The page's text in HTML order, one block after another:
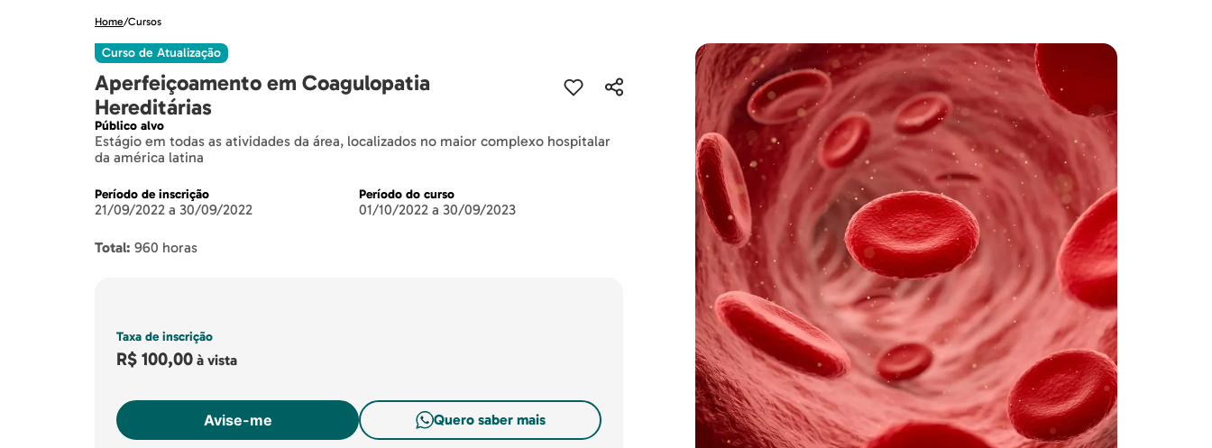
Home/Cursos
Curso de Atualização
Aperfeiçoamento em Coagulopatia
Hereditárias
Público alvo
Estágio em todas as atividades da área, localizados no maior complexo hospitalar
da américa latina
Período de inscrição
21/09/2022 a 30/09/2022
Período do curso
01/10/2022 a 30/09/2023
Total: 960 horas
Taxa de inscrição
R$ 100,00 à vista
Avise-me Quero saber mais